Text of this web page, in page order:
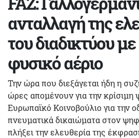
ανταλλαγή της
του διαδικτύου
φυσικό αέριο
Την ώρα που διεξάγεται ήδη η
ώρες απομένουν για την
Ευρωπαϊκό Κοινοβούλιο για την
πνευματικά δικαιώματα στον
πλήξει την ελευθερία της